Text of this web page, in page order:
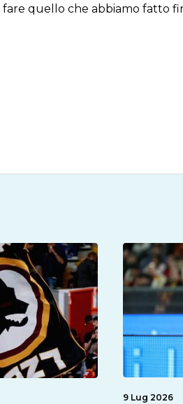
quello che abbiamo fatto
9 Lug 2026